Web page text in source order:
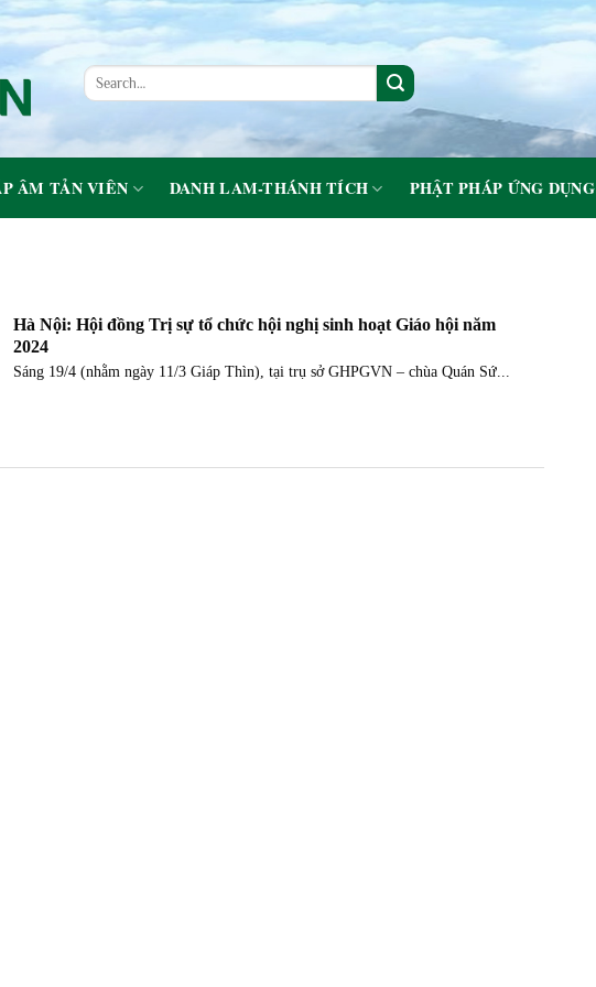
ÂM TẢN VIÊN DANH LAM-THÁNH TÍCH PHẬT PHÁP ỨNG DỤNG
Hà Nội: Hội đồng Trị sự tổ chức hội nghị sinh hoạt Giáo hội năm
2024
Sáng 19/4 (nhằm ngày 11/3 Giáp Thìn), tại trụ sở GHPGVN – chùa Quán Sứ...